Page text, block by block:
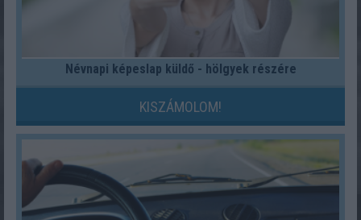
Névnapi képeslap küldő - hölgyek részére
KISZÁMOLOM!